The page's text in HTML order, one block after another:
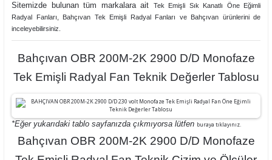
Sitemizde bulunan tüm markalara ait
Tek Emişli Sık Kanatlı Öne Eğimli
Radyal Fanları, Bahçıvan Tek Emişli Radyal Fanları ve Bahçıvan ürünlerini de
inceleyebilirsiniz.
Bahçıvan OBR 200M-2K 2900 D/D Monofaze
Tek Emişli Radyal Fan Teknik Değerler Tablosu
*Eğer yukarıdaki tablo sayfanızda çıkmıyorsa lütfen buraya tıklayınız.
Bahçıvan OBR 200M-2K 2900 D/D Monofaze